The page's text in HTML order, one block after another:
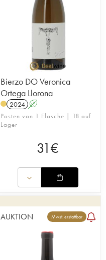
Bierzo DO Veronica
Ortega Llorona
2024 A
Posten von 1 Flasche | 18 auf
Lager
31€
AUKTION Mwst. erstattbar